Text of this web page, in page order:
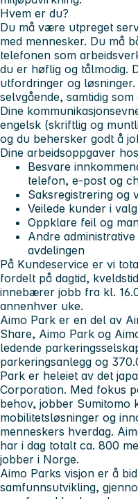
Hvem er du?
Du må være utpreget
med mennesker. Du må
telefonen som
du er høflig og tålmodig.
utfordringer og
selvgående, samtidig
Dine
engelsk (skriftlig og
og du behersker godt å
Dine arbeidsoppgaver
Besvare
telefon, e-post og
Saksregistrering og
Veilede kunder i
Oppklare feil og
Andre
avdelingen
På Kundeservice er vi
fordelt på dagtid,
innebærer jobb fra kl.
annenhver uke.
Aimo Park er en del av
Share, Aimo Park og
ledende
parkeringsanlegg og
Park er heleiet av det
Corporation. Med fokus
behov, jobber Sumitomo
mobilitetsløsninger og
menneskers hverdag.
har i dag totalt ca. 800
jobber i Norge.
Aimo Parks visjon er å
samfunnsutvikling,